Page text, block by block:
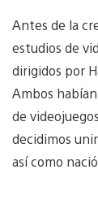
Antes de la
estudios de
dirigidos por
Ambos
de
decidimos
así como